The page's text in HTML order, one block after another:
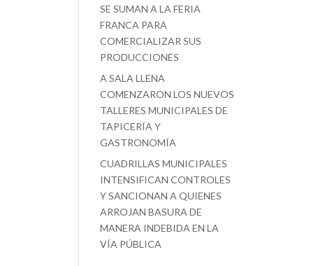
SE SUMAN A LA FERIA
FRANCA PARA
COMERCIALIZAR SUS
PRODUCCIONES
A SALA LLENA
COMENZARON LOS NUEVOS
TALLERES MUNICIPALES DE
TAPICERÍA Y
GASTRONOMÍA
CUADRILLAS MUNICIPALES
INTENSIFICAN CONTROLES
Y SANCIONAN A QUIENES
ARROJAN BASURA DE
MANERA INDEBIDA EN LA
VÍA PÚBLICA